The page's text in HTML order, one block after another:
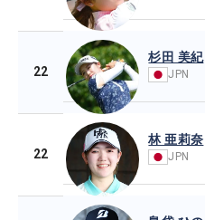
22
杉田 美紀
JPN
22
林 亜莉奈
JPN